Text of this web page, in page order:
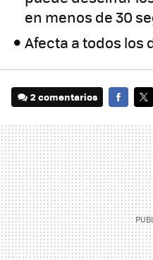
en menos de 30
Afecta a todos los
2 comentarios